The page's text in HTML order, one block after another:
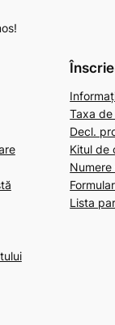
Taxa
Decl.
Kitul de
Lista